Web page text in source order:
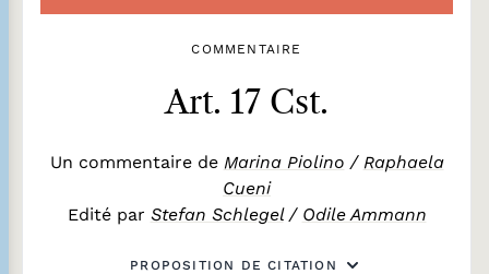
COMMENTAIRE
Art. 17 Cst.
Un commentaire de Marina Piolino / Raphaela
Cueni
Edité par Stefan Schlegel/ Odile Ammann
PROPOSITION DE CITATION